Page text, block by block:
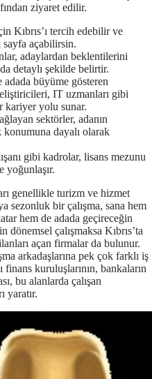
ziyaret edilir.
Kıbrıs’ı tercih edebilir ve
açabilirsin.
adaylardan beklentilerini
detaylı şekilde belirtir.
büyüme gösteren
IT uzmanları gibi
kariyer yolu sunar.
sektörler, adanın
konumuna dayalı olarak
gibi kadrolar, lisans mezunu
yoğunlaşır.
genellikle turizm ve hizmet
sezonluk bir çalışma, sana hem
hem de adada geçireceğin
çalışmaksa Kıbrıs’ta
açan firmalar da bulunur.
arkadaşlarına pek çok farklı iş
kuruluşlarının, bankaların
bu alanlarda çalışan
yaratır.